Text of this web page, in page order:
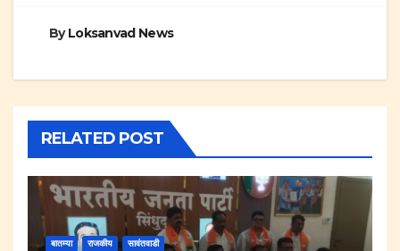
ByLoksanvad News
RELATED POST
बातम्या राजकीय सावंतवाडी